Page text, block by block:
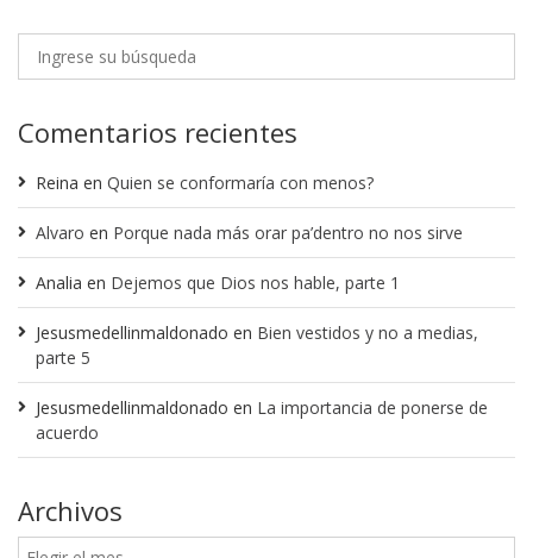
Comentarios recientes
Reina en Quien se conformaría con menos?
Alvaro en Porque nada más orar pa’dentro no nos sirve
Analia en Dejemos que Dios nos hable, parte 1
Jesusmedellinmaldonado en Bien vestidos y no a medias,
parte 5
Jesusmedellinmaldonado en La importancia de ponerse de
acuerdo
Archivos